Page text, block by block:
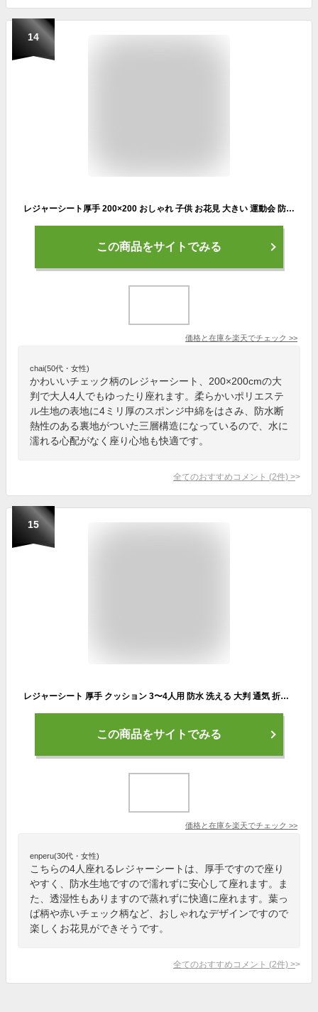
14
レジャーシート厚手 200×200 おしゃれ 子供 お花見 大きい 運動会 防災 遠足 花見 海 フェス 防水 厚手 洗える レジャーシート 軽い ピクニックシート かわいい 肩ひも付き シート アウトドア 大きい 全10色 送料無料
この商品をサイトでみる
価格と在庫を楽天でチェック >>
chai(50代・女性)
かわいいチェック柄のレジャーシート、200×200cmの大
判で大人4人でもゆったり座れます。柔らかいポリエステ
ル生地の表地に4ミリ厚のスポンジ中綿をはさみ、防水断
熱性のある裏地がついた三層構造になっているので、水に
濡れる心配がなく座り心地も快適です。
全てのおすすめコメント (2件) >
15
レジャーシート 厚手 クッション 3〜4人用 防水 洗える 大判 通気 折り畳み 洗濯機洗える アウトドア キャンプ ピクニック 運動会 花火大会 ピクニック
この商品をサイトでみる
価格と在庫を楽天でチェック >>
enperu(30代・女性)
こちらの4人座れるレジャーシートは、厚手ですので座り
やすく、防水生地ですので濡れずに安心して座れます。ま
た、透湿性もありますので蒸れずに快適に座れます。葉っ
ぱ柄や赤いチェック柄など、おしゃれなデザインですので
楽しくお花見ができそうです。
全てのおすすめコメント (2件) >